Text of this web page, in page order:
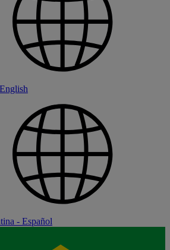
- Español